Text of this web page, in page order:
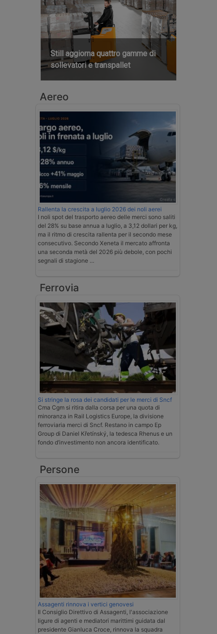
Still aggiorna quattro gamme di
sollevatori e transpallet
Aereo
Rallenta la crescita a luglio 2026 dei noli aerei
I noli spot del trasporto aereo delle merci sono saliti
del 28% su base annua a luglio, a 3,12 dollari per kg,
ma il ritmo di crescita rallenta per il secondo mese
consecutivo. Secondo Xeneta il mercato affronta
una seconda metà del 2026 più debole, con pochi
segnali di stagione …
Ferrovia
Si stringe la rosa dei candidati per le merci di Sncf
Cma Cgm si ritira dalla corsa per una quota di
minoranza in Rail Logistics Europe, la divisione
ferroviaria merci di Sncf. Restano in campo Ep
Group di Daniel Křetínský, la tedesca Rhenus e un
fondo d’investimento non ancora identificato.
Persone
Assagenti rinnova i vertici genovesi
Il Consiglio Direttivo di Assagenti, l'associazione
ligure di agenti e mediatori marittimi guidata dal
presidente Gianluca Croce, rinnova la squadra